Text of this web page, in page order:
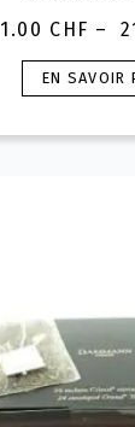
1.00 CHF –
de
à
EN SAVOIR
Ce
produit
sur
la
page
du